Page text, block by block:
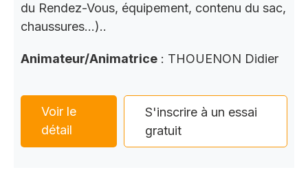
du Rendez-Vous, équipement, contenu du sac,
chaussures…)..
Animateur/Animatrice : THOUENON Didier
Voir le
détail
S'inscrire à un essai
gratuit